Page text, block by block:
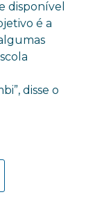
disponível
é a
disse o